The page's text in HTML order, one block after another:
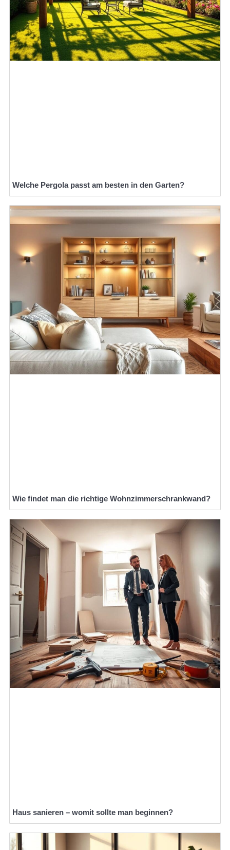
Welche Pergola passt am besten in den Garten?
Wie findet man die richtige Wohnzimmerschrankwand?
Haus sanieren – womit sollte man beginnen?